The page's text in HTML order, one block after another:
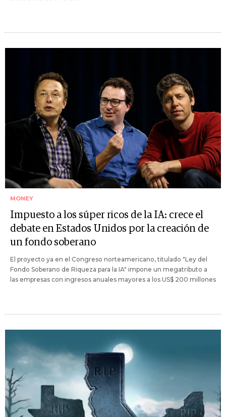
MONEY
Impuesto a los súper ricos de la IA: crece el
debate en Estados Unidos por la creación de
un fondo soberano
El proyecto ya en el Congreso norteamericano, titulado "Ley del
Fondo Soberano de Riqueza para la IA" impone un megatributo a
las empresas con ingresos anuales mayores a los US$ 200 millones